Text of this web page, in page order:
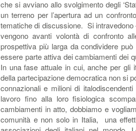
che si avviano allo svolgimento degli
un terreno per l’apertura ad un
tematiche di discussione. Si
vengono avanti volontà di confronto
prospettiva più larga da condividere
essere parte attiva dei cambiamenti dei
In una fase attuale in cui, anche per gli
della partecipazione democratica non si
connazionali e milioni di
lavoro fino alla loro fisiologica
cambiamenti in atto, dobbiamo e
comunità e non solo in Italia, una